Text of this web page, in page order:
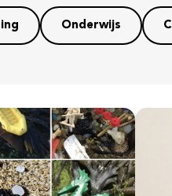
Onderwijs